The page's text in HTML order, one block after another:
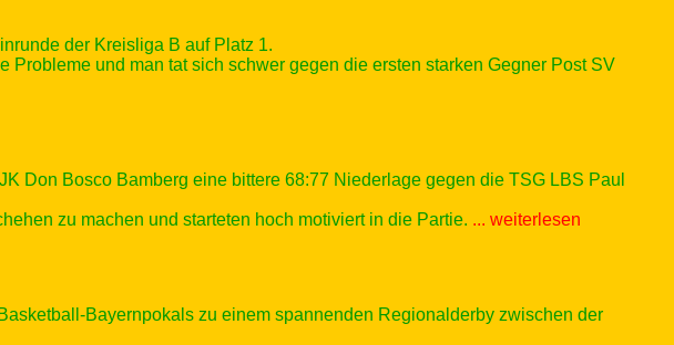
der Kreisliga B auf Platz 1.
und man tat sich schwer gegen die ersten starken Gegner Post SV
Don Bosco Bamberg eine bittere 68:77 Niederlage gegen die TSG LBS Paul
zu machen und starteten hoch motiviert in die Partie. ... weiterlesen
Bayernpokals zu einem spannenden Regionalderby zwischen der